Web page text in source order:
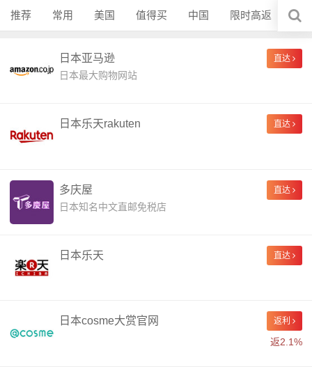
推荐 常用 美国 值得买 中国 限时高返 香
日本亚马逊
日本最大购物网站
直达
日本乐天rakuten 直达
多庆屋
日本知名中文直邮免税店
直达
日本乐天 直达
日本cosme大赏官网 返利
返2.1%